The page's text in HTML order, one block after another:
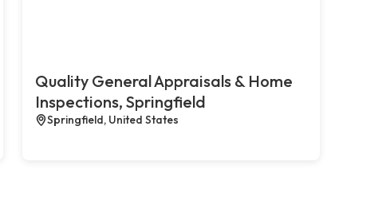
Quality General Appraisals & Home
Inspections, Springfield
Springfield, United States